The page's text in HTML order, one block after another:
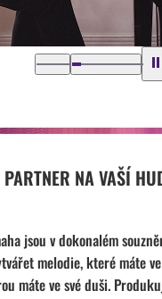
NA VAŠÍ
jsou v dokonalém
melodie, které máte
máte ve své duši.